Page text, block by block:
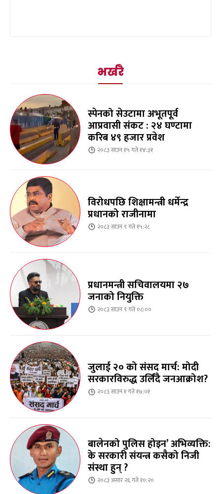
भर्खरै
स्पेनको सेउटामा अभूतपूर्व
आप्रवासी संकट : २४ घण्टामा
करिब ४९ हजार प्रवेश
२०८३ साउन १५ गते १४:३१
विरोधपछि शिक्षामन्त्री धर्मेन्द्र
प्रधानको राजीनामा
२०८३ साउन ९ गते १५:२८
प्रधानमन्त्री सचिवालयमा २७
जनाको नियुक्ति
२०८३ साउन ९ गते ०८:००
जुलाई २० को संसद मार्च: मोदी
सरकारविरुद्ध उर्लिंदै जनआक्रोश?
२०८३ साउन १ गते १७:०१
बालेनको पुलिस होइन’ अभिव्यक्ति:
के सरकारी संयन्त्र कसैको निजी
संस्था हुन् ?
२०८३ असार २६ गते १०:२०